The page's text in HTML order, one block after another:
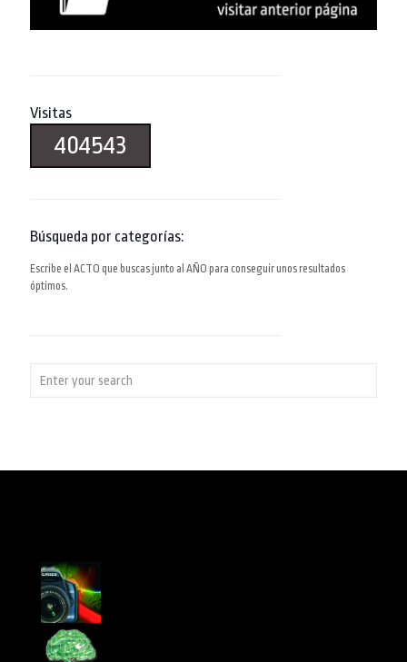
Visitas
404543
Búsqueda por categorías:
Escribe el ACTO que buscas junto al AÑO para conseguir unos resultados
óptimos.